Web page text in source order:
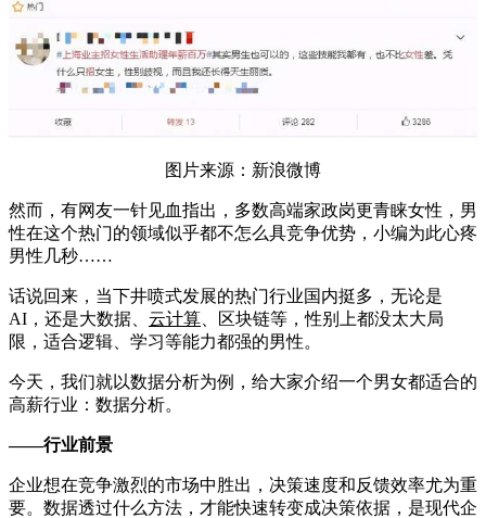
图片来源：新浪微博
然而，有网友一针见血指出，多数高端家政岗更青睐女性，男
性在这个热门的领域似乎都不怎么具竞争优势，小编为此心疼
男性几秒……
话说回来，当下井喷式发展的热门行业国内挺多，无论是
AI，还是大数据、 云计算 、区块链等，性别上都没太大局
限，适合逻辑、学习等能力都强的男性。
今天，我们就以数据分析为例，给大家介绍一个男女都适合的
高薪行业：数据分析。
——行业前景
企业想在竞争激烈的市场中胜出，决策速度和反馈效率尤为重
要。数据透过什么方法，才能快速转变成决策依据，是现代企